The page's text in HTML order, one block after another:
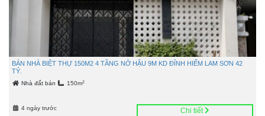
BÁN NHÀ BIỆT THỰ 150M2 4 TẦNG NỞ HẬU 9M KD ĐỈNH HIẾM LAM SƠN 42
TỶ.
Nhà đất bán 150m2
4 ngày trước Chi tiết